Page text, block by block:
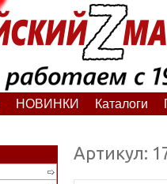
НОВИНКИ Каталоги
Артикул: